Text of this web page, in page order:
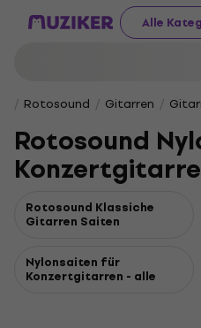
Alle
Rotosound Gitarren
Rotosound
Rotosound Klassiche
Gitarren Saiten
Nylonsaiten für
Konzertgitarren - alle